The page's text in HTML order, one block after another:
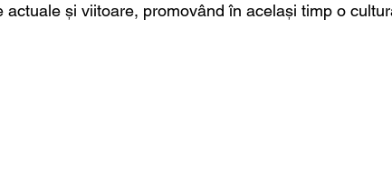
actuale și viitoare, promovând în același timp o